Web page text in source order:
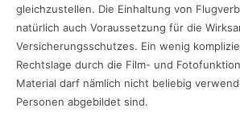
gleichzustellen. Die Einhaltung von
natürlich auch Voraussetzung für die
Versicherungsschutzes. Ein wenig
Rechtslage durch die Film- und
Material darf nämlich nicht beliebig
Personen abgebildet sind.